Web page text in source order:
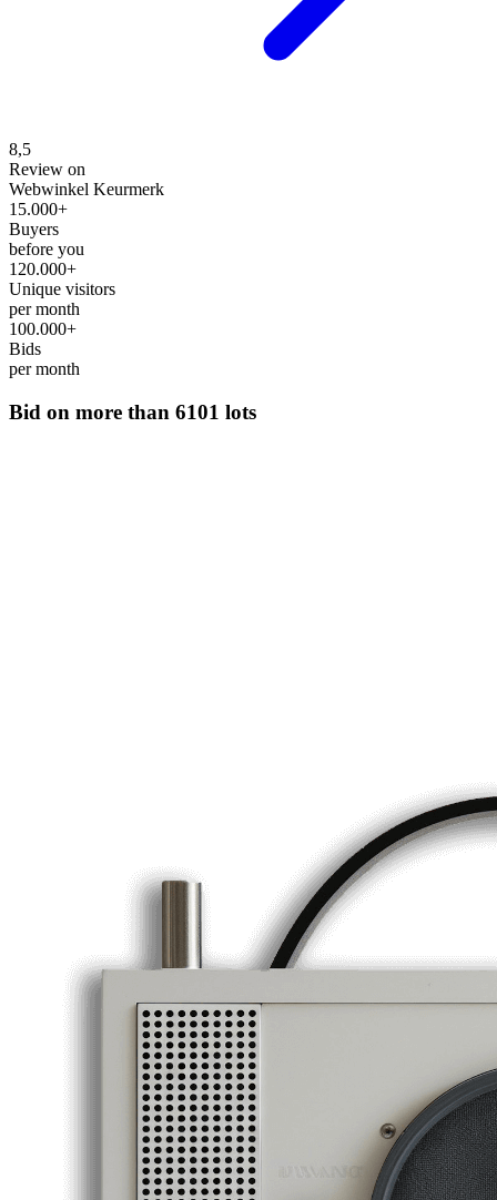
8,5
Review on
Webwinkel Keurmerk
15.000+
Buyers
before you
120.000+
Unique visitors
per month
100.000+
Bids
per month
Bid on more than 6101 lots